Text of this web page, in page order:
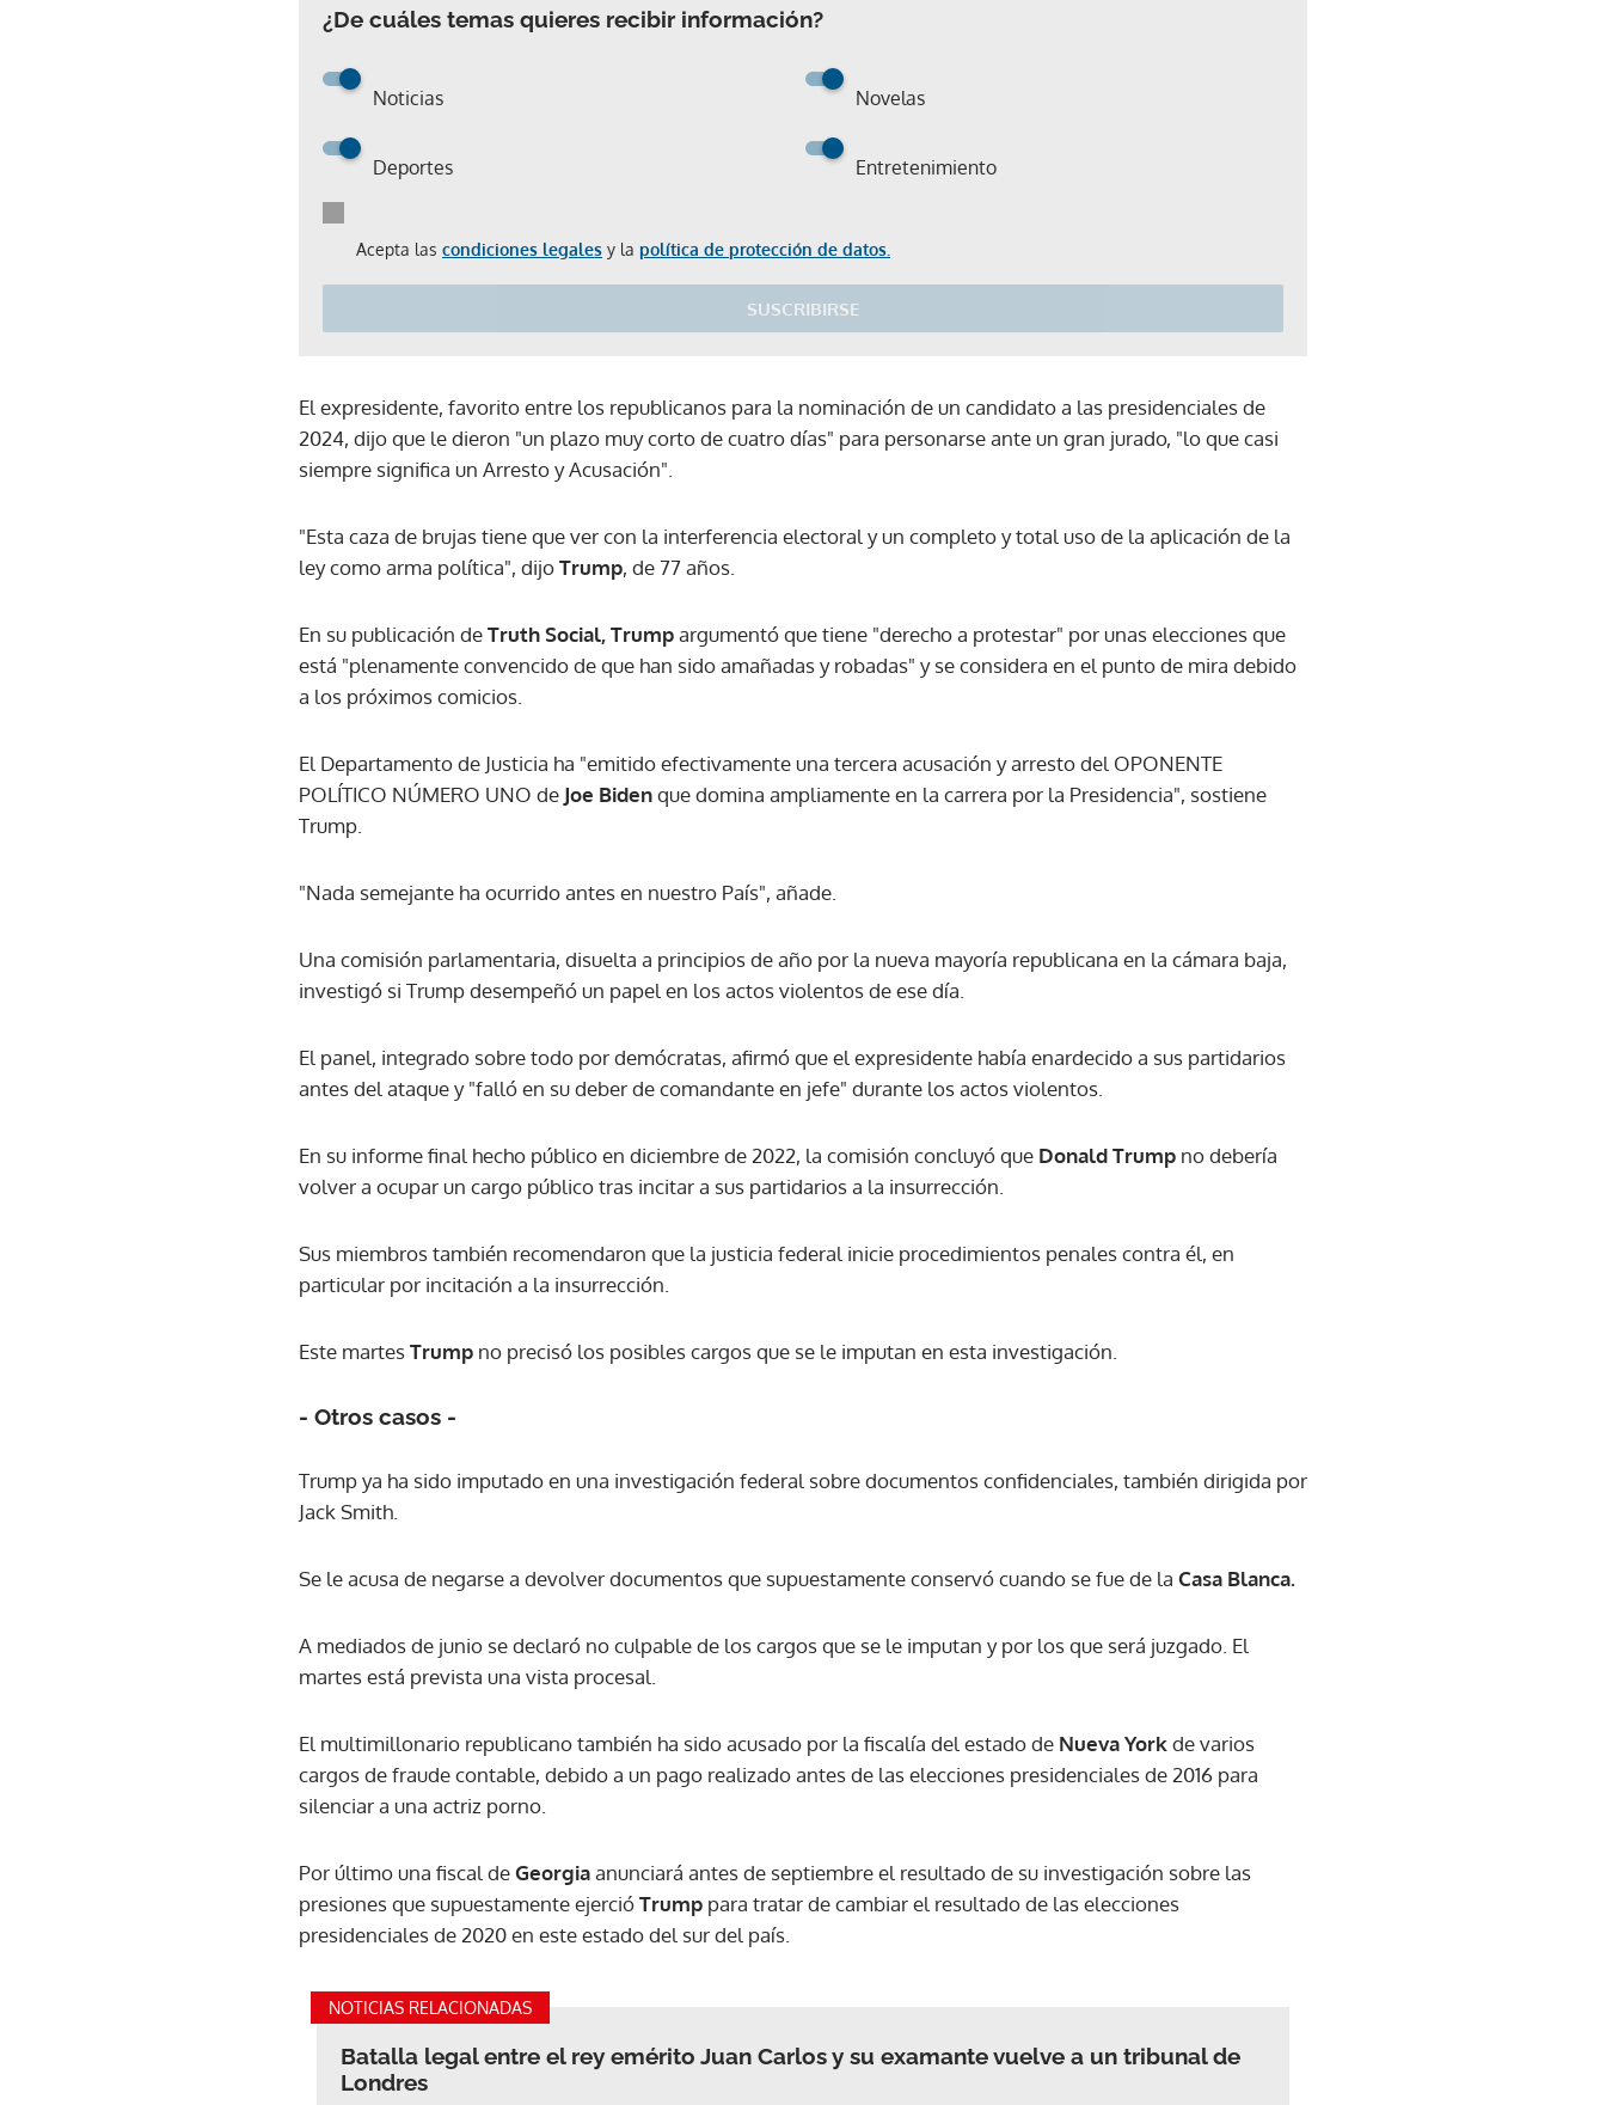
¿De cuáles temas quieres recibir información?
Noticias Novelas
Deportes Entretenimiento
Acepta las condiciones legales y la política de protección de datos.
SUSCRIBIRSE
El expresidente, favorito entre los republicanos para la nominación de un candidato a las presidenciales de
2024, dijo que le dieron "un plazo muy corto de cuatro días" para personarse ante un gran jurado, "lo que casi
siempre significa un Arresto y Acusación".
"Esta caza de brujas tiene que ver con la interferencia electoral y un completo y total uso de la aplicación de la
ley como arma política", dijoTrump, de 77 años.
En su publicación deTruth Social, Trumpargumentó que tiene "derecho a protestar" por unas elecciones que
está "plenamente convencido de que han sido amañadas y robadas" y se considera en el punto de mira debido
a los próximos comicios.
El Departamento de Justicia ha "emitido efectivamente una tercera acusación y arresto del OPONENTE
POLÍTICO NÚMERO UNO de Joe Bidenque domina ampliamente en la carrera por la Presidencia", sostiene
Trump.
"Nada semejante ha ocurrido antes en nuestro País", añade.
Una comisión parlamentaria, disuelta a principios de año por la nueva mayoría republicana en la cámara baja,
investigó si Trump desempeñó un papel en los actos violentos de ese día.
El panel, integrado sobre todo por demócratas, afirmó que el expresidente había enardecido a sus partidarios
antes del ataque y "falló en su deber de comandante en jefe" durante los actos violentos.
En su informe final hecho público en diciembre de 2022, la comisión concluyó que Donald Trump no debería
volver a ocupar un cargo público tras incitar a sus partidarios a la insurrección.
Sus miembros también recomendaron que la justicia federal inicie procedimientos penales contra él, en
particular por incitación a la insurrección.
Este martesTrump no precisó los posibles cargos que se le imputan en esta investigación.
- Otros casos -
Trump ya ha sido imputado en una investigación federal sobre documentos confidenciales, también dirigida por
Jack Smith.
Se le acusa de negarse a devolver documentos que supuestamente conservó cuando se fue de la Casa Blanca.
A mediados de junio se declaró no culpable de los cargos que se le imputan y por los que será juzgado. El
martes está prevista una vista procesal.
El multimillonario republicano también ha sido acusado por la fiscalía del estado de Nueva Yorkde varios
cargos de fraude contable, debido a un pago realizado antes de las elecciones presidenciales de 2016 para
silenciar a una actriz porno.
Por último una fiscal deGeorgiaanunciará antes de septiembre el resultado de su investigación sobre las
presiones que supuestamente ejercióTrump para tratar de cambiar el resultado de las elecciones
presidenciales de 2020 en este estado del sur del país.
NOTICIAS RELACIONADAS
Batalla legal entre el rey emérito Juan Carlos y su examante vuelve a un tribunal de
Londres